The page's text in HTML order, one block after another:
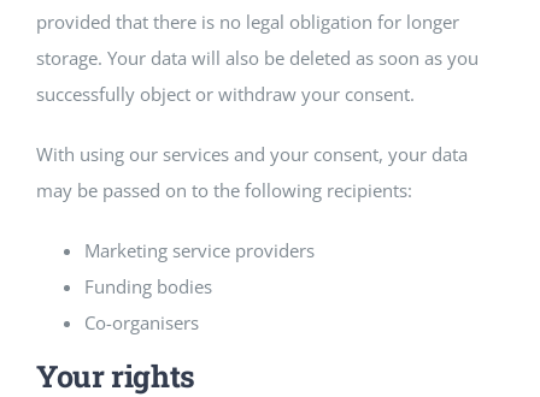
provided that there is no legal obligation for longer
storage. Your data will also be deleted as soon as you
successfully object or withdraw your consent.
With using our services and your consent, your data
may be passed on to the following recipients:
Marketing service providers
Funding bodies
Co-organisers
Your rights